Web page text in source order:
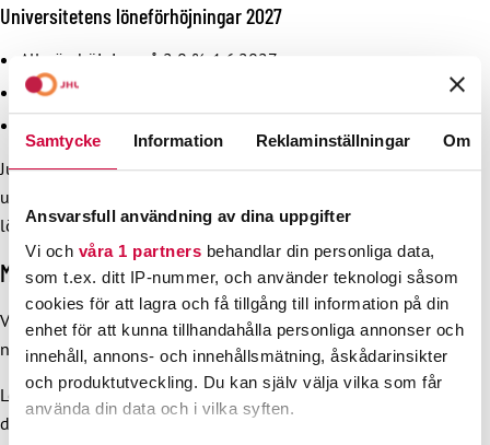
Samtycke Information Reklaminställningar Om
Ansvarsfull användning av dina uppgifter
Vi och våra 1 partners behandlar din personliga data,
som t.ex. ditt IP-nummer, och använder teknologi såsom
cookies för att lagra och få tillgång till information på din
enhet för att kunna tillhandahålla personliga annonser och
innehåll, annons- och innehållsmätning, åskådarinsikter
och produktutveckling. Du kan själv välja vilka som får
använda din data och i vilka syften.
Universitetens löneförhöjningar 2027
Allmän höjning på 2,0 %, 1.6.2027
Lokal lönepott på 0,4 %, 1.12.2027
Justeringspotten används för lönesystemets
utvecklingsgrupp och övningsskolornas arbetstids- och
lönesättningsgrupper.
Mer information på kommande
Vi informerar närmare om avtalets innehåll inom den
närmaste framtiden. Kom ihåg att följa vår webbplats!
Löntagarnas företrädare i förhandlingarna är Förbundet för
den offentliga sektorn och välfärdsområdena JHL,